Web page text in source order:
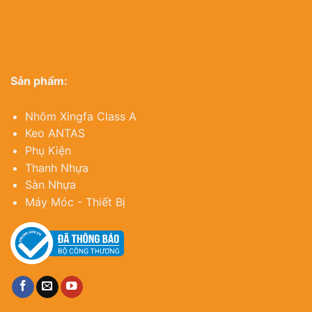
Sản phẩm:
Nhôm Xingfa Class A
Keo ANTAS
Phụ Kiện
Thanh Nhựa
Sàn Nhựa
Máy Móc - Thiết Bị